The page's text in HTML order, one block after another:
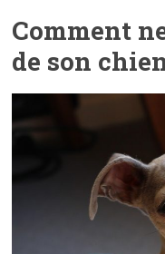
Comment
de son